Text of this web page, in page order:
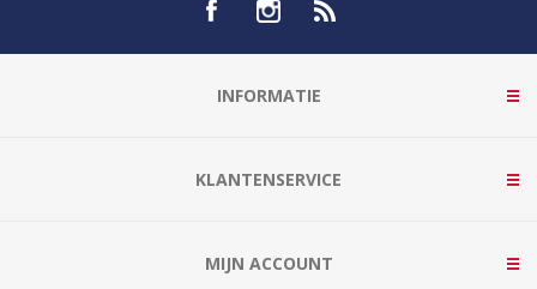
INFORMATIE
KLANTENSERVICE
MIJN ACCOUNT